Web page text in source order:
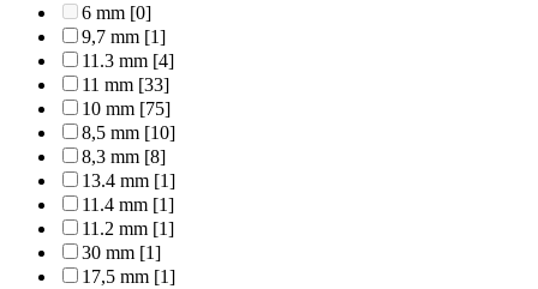
6 mm [0]
9,7 mm [1]
11.3 mm [4]
11 mm [33]
10 mm [75]
8,5 mm [10]
8,3 mm [8]
13.4 mm [1]
11.4 mm [1]
11.2 mm [1]
30 mm [1]
17,5 mm [1]